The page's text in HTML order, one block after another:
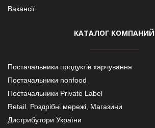
Вакансії
КАТАЛОГ КОМПАНИЙ
Постачальники продуктів харчування
Постачальники nonfood
Постачальники Private Label
Retail. Роздрібні мережі, Магазини
Дистрибутори України